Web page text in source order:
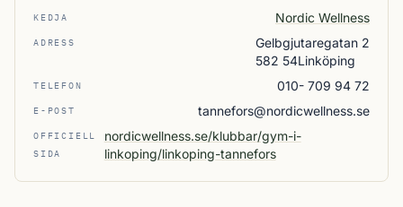
KEDJA Nordic Wellness
ADRESS
Gelbgjutaregatan 2
582 54Linköping
TELEFON 010- 709 94 72
E-POST tannefors@nordicwellness.se
OFFICIELL
SIDA
nordicwellness.se/klubbar/gym-i-
linkoping/linkoping-tannefors